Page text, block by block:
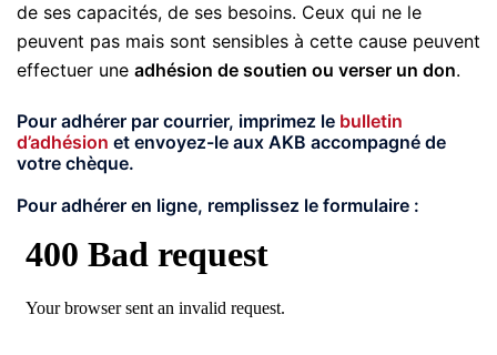
de ses capacités, de ses besoins. Ceux qui ne le
peuvent pas mais sont sensibles à cette cause peuvent
effectuer une adhésion de soutien ou verser un don.
Pour adhérer par courrier, imprimez le bulletin
d’adhésion et envoyez-le aux AKB accompagné de
votre chèque.
Pour adhérer en ligne, remplissez le formulaire :